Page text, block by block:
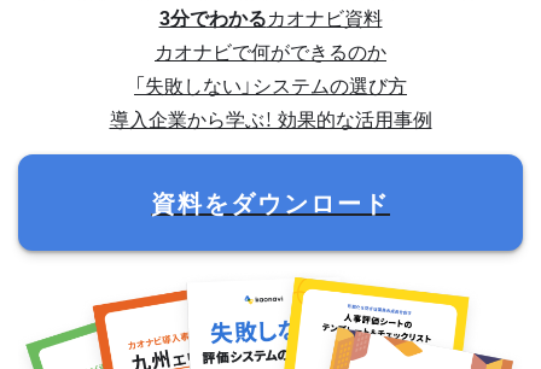
3分でわかるカオナビ資料
カオナビで何ができるのか
「失敗しない」システムの選び方
導入企業から学ぶ！ 効果的な活用事例
資料をダウンロード